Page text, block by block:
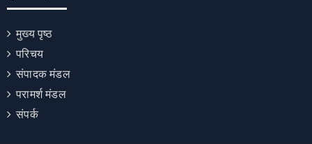
मुख्य पृष्ठ
परिचय
संपादक मंडल
परामर्श मंडल
संपर्क